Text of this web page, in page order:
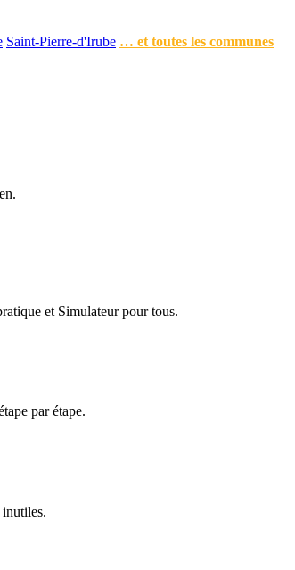
Saint-Pierre-d'Irube … et toutes les communes
et Simulateur pour tous.
par étape.
inutiles.